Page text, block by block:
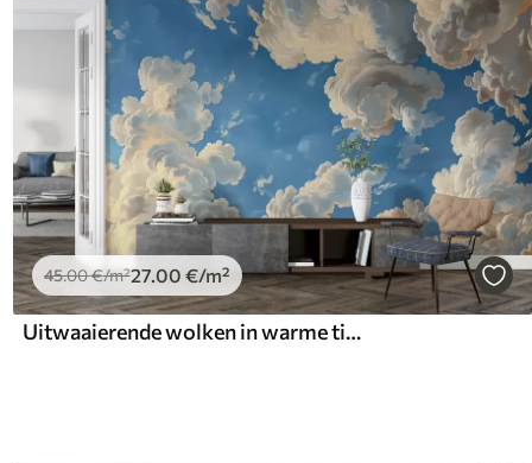
45.00€/m²27.00 €/m²
Uitwaaierende wolken in warme tinten van crème, zachte perzik en bleek tegen een diep, levendig blauwe lucht